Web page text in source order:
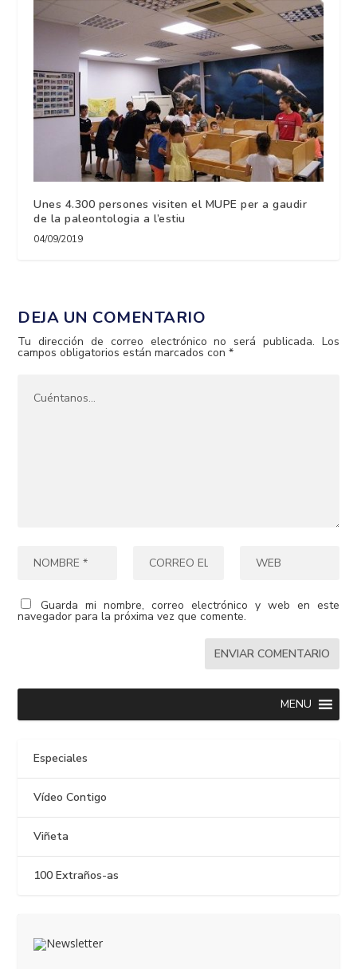
Unes 4.300 persones visiten el MUPE per a gaudir
de la paleontologia a l’estiu
04/09/2019
DEJA UN COMENTARIO
Tu dirección de correo electrónico no será publicada. Los
campos obligatorios están marcados con*
Guarda mi nombre, correo electrónico y web en este
navegador para la próxima vez que comente.
MENU
Especiales
Vídeo Contigo
Viñeta
100 Extraños-as